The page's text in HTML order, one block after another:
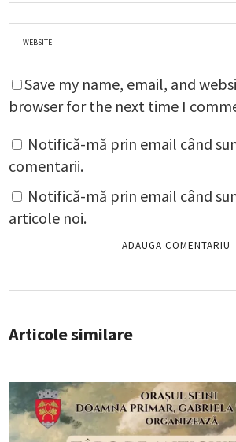
Save my name, email, and
browser for the next time I
Notifică-mă prin email când
comentarii.
Notifică-mă prin email când
articole noi.
Articole similare